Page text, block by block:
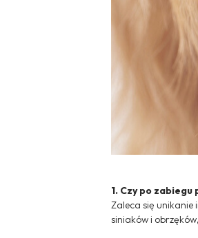
1. Czy po
Zaleca się unikanie
siniaków i